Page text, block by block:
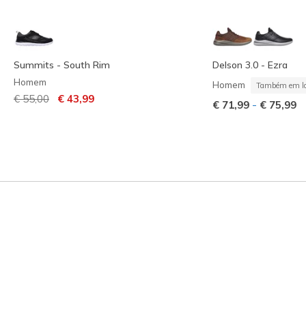
Summits - South Rim
Homem
Preço com desconto de
€ 55,00 para
€ 43,99
Delson 3.0 - Ezra
Homem Também em
€ 71,99 - € 75,99